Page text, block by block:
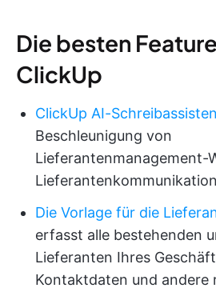
Die besten
ClickUp
ClickUp AI-
Beschleunigung von
Lieferantenmanagement-
Die Vorlage für die
erfasst alle bestehenden
Lieferanten Ihres
Kontaktdaten und andere